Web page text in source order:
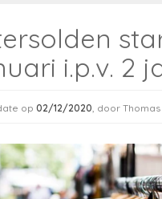
i.p.v. 2
op 02/12/2020, door Thomas